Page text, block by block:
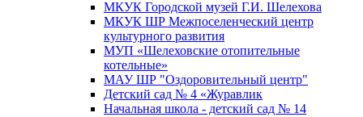
МКУК Городской музей Г.И. Шелехова
МКУК ШР Межпоселенческий центр
культурного развития
МУП «Шелеховские отопительные
котельные»
МАУ ШР "Оздоровительный центр"
Детский сад № 4 «Журавлик
Начальная школа - детский сад № 14